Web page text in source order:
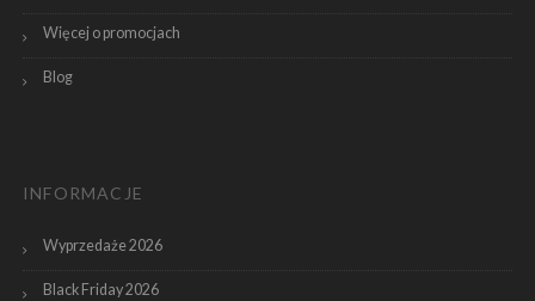
Więcej o promocjach
Blog
INFORMACJE
Wyprzedaże 2026
Black Friday 2026